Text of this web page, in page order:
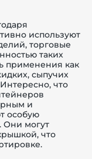
используют
торговые
таких
применения как
сыпучих
что
и
особую
Они могут
что